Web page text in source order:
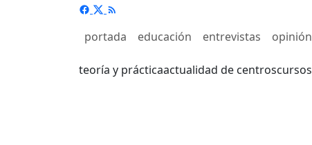
portada educación entrevistas opinión
teoría y prácticaactualidad de centroscursos